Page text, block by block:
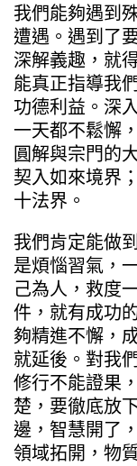
我們能夠遇到
遭遇。遇到了
深解義趣，就
能真正指導我
功德利益。深
一天都不鬆懈
圓解與宗門的
契入如來境界
十法界。
我們肯定能做
是煩惱習氣，
己為人，救度
件，就有成功
夠精進不懈，
就延後。對我
修行不能證果
楚，要徹底放
邊，智慧開了
領域拓開，物